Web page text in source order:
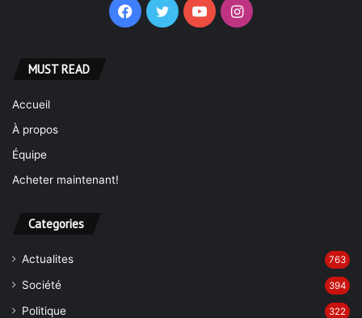
Facebook
TwitterYouTubeInstagram
MUST READ
Accueil
À propos
Équipe
Acheter maintenant!
Categories
Actualites 763
Société 394
Politique 322